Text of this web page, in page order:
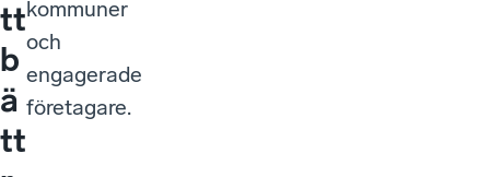
tt
b
ä
tt
kommuner
och
engagerade
företagare.